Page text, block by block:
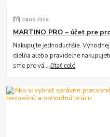
24.06.2026
MARTINO PRO – účet pre
Nakupujte jednoduchšie.
dielňa alebo pravidelne
sme pre vá...čítať celé